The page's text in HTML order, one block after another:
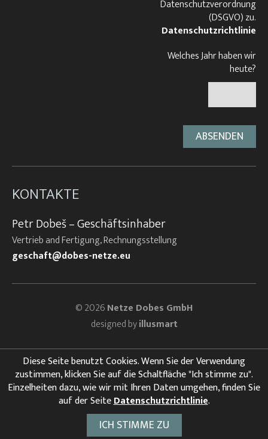
Datenschutzverordnung
(DSGVO) zu.
Datenschutzrichtlinie
Welches Jahr haben wir
heute?
KONTAKTE
Petr Dobeš – Geschäftsinhaber
Vertrieb and Fertigung, Rechnungsstellung
geschaft@dobes-netze.eu
© 2026Netze Dobes GmbH
designed byillusmart
Diese Seite benutzt Cookies. Wenn Sie der Verwendung
zustimmen, klicken Sie auf die Schaltfläche "Ich stimme zu".
Einzelheiten dazu, wie wir mit Ihren Daten umgehen, finden Sie
auf der SeiteDatenschutzrichtlinie.